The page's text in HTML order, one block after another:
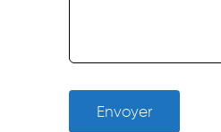
Envoyer